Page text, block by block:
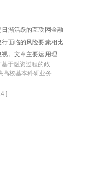
渐活跃的互联网金融
面临的风险要素相比
。文章主要运用理论
与风险要素进行了深
服务效率上有很大提
诸多变化,银行面临的
责界定、提高操作水
的风险管控提出了参
于融资过程的政
高校基本科研业务
]